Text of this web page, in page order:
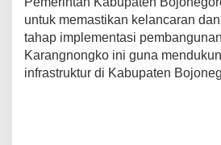
untuk memastikan kelancaran
tahap implementasi
Karangnongko ini guna
infrastruktur di Kabupaten